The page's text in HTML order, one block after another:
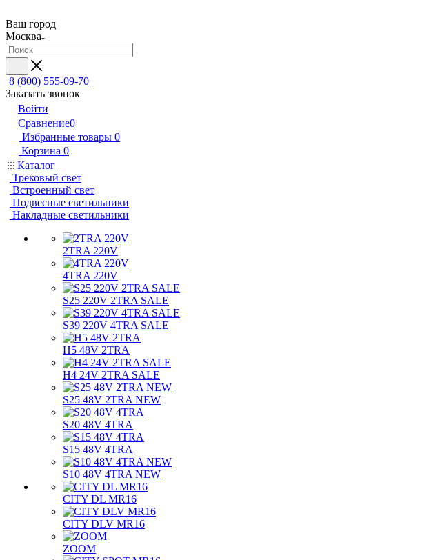
Ваш город
Москва
8 (800) 555-09-70
Заказать звонок
Войти
Сравнение0
Избранные товары 0
Корзина 0
Каталог
Трековый свет
Встроенный свет
Подвесные светильники
Накладные светильники
2TRA 220V
4TRA 220V
S25 220V 2TRA SALE
S39 220V 4TRA SALE
H5 48V 2TRA
H4 24V 2TRA SALE
S25 48V 2TRA NEW
S20 48V 4TRA
S15 48V 4TRA
S10 48V 4TRA NEW
CITY DL MR16
CITY DLV MR16
ZOOM